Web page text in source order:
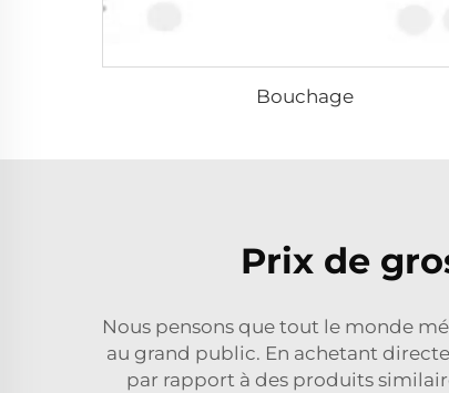
Bouchage
Prix de
Nous pensons que tout le monde
au grand public. En achetant
par rapport à des produits